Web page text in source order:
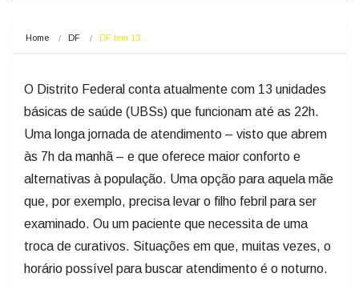
Home DF DF tem 13…
O Distrito Federal conta atualmente com 13 unidades
básicas de saúde (UBSs) que funcionam até as 22h.
Uma longa jornada de atendimento – visto que abrem
às 7h da manhã – e que oferece maior conforto e
alternativas à população. Uma opção para aquela mãe
que, por exemplo, precisa levar o filho febril para ser
examinado. Ou um paciente que necessita de uma
troca de curativos. Situações em que, muitas vezes, o
horário possível para buscar atendimento é o noturno.